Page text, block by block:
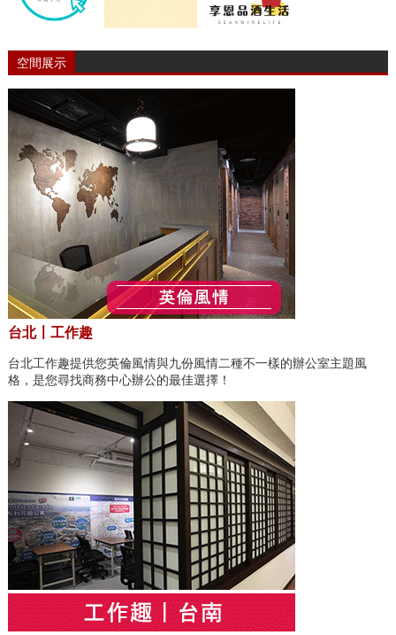
空間展示
台北〡工作趣
台北工作趣提供您英倫風情與九份風情二種不一樣的辦公室主題風
格，是您尋找商務中心辦公的最佳選擇！